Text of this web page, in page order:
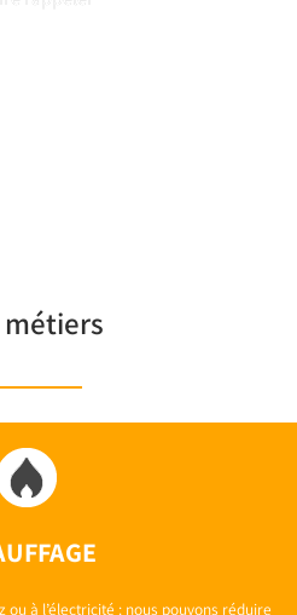
métiers
à l’électricité : nous pouvons réduire